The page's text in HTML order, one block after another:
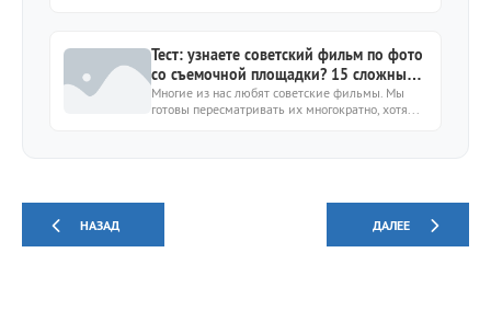
Тест: узнаете советский фильм по фото
со съемочной площадки? 15 сложных
заданий
Многие из нас любят советские фильмы. Мы
готовы пересматривать их многократно, хотя...
НАЗАД ДАЛЕЕ